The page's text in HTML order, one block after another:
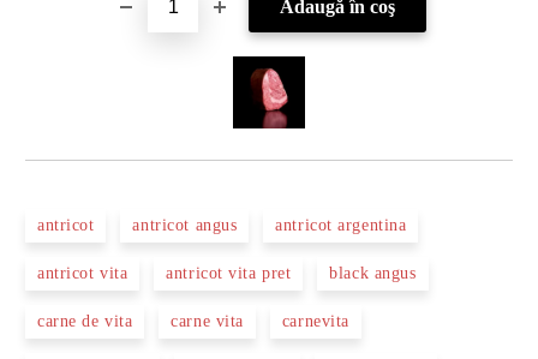
antricot antricot angus antricot argentina
antricot vita antricot vita pret black angus
carne de vita carne vita carnevita